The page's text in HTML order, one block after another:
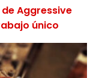
Aggressive
único
Tube Bending